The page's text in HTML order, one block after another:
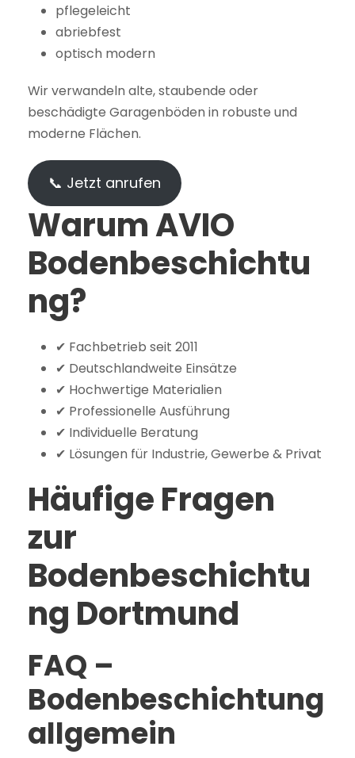
pflegeleicht
abriebfest
optisch modern
Wir verwandeln alte, staubende oder
beschädigte Garagenböden in robuste und
moderne Flächen.
📞 Jetzt anrufen
Warum AVIO
Bodenbeschichtu
ng?
✔ Fachbetrieb seit 2011
✔ Deutschlandweite Einsätze
✔ Hochwertige Materialien
✔ Professionelle Ausführung
✔ Individuelle Beratung
✔ Lösungen für Industrie, Gewerbe & Privat
Häufige Fragen
zur
Bodenbeschichtu
ng Dortmund
FAQ –
Bodenbeschichtung
allgemein